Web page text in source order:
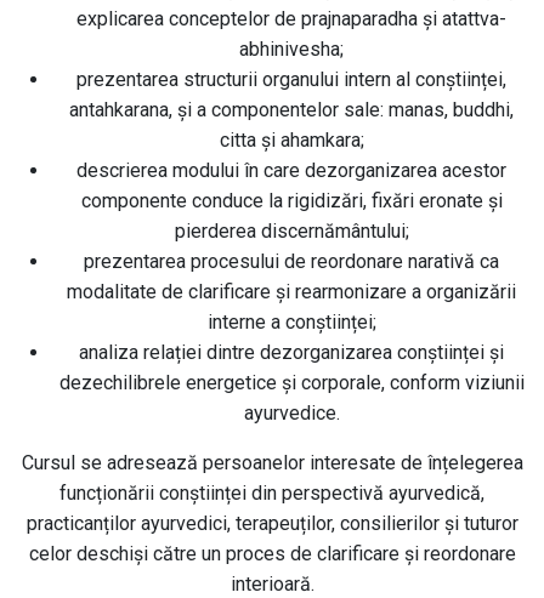
explicarea conceptelor de prajnaparadha și atattva-
abhinivesha;
prezentarea structurii organului intern al conștiinței,
antahkarana, și a componentelor sale: manas, buddhi,
citta și ahamkara;
descrierea modului în care dezorganizarea acestor
componente conduce la rigidizări, fixări eronate și
pierderea discernământului;
prezentarea procesului de reordonare narativă ca
modalitate de clarificare și rearmonizare a organizării
interne a conștiinței;
analiza relației dintre dezorganizarea conștiinței și
dezechilibrele energetice și corporale, conform viziunii
ayurvedice.
Cursul se adresează persoanelor interesate de înțelegerea
funcționării conștiinței din perspectivă ayurvedică,
practicanților ayurvedici, terapeuților, consilierilor și tuturor
celor deschiși către un proces de clarificare și reordonare
interioară.